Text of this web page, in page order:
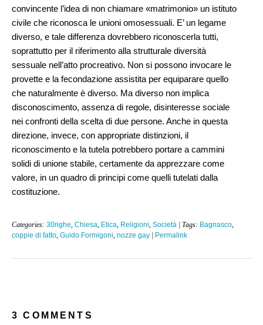
convincente l’idea di non chiamare «matrimonio» un istituto
civile che riconosca le unioni omosessuali. E’ un legame
diverso, e tale differenza dovrebbero riconoscerla tutti,
soprattutto per il riferimento alla strutturale diversità
sessuale nell’atto procreativo. Non si possono invocare le
provette e la fecondazione assistita per equiparare quello
che naturalmente è diverso. Ma diverso non implica
disconoscimento, assenza di regole, disinteresse sociale
nei confronti della scelta di due persone. Anche in questa
direzione, invece, con appropriate distinzioni, il
riconoscimento e la tutela potrebbero portare a cammini
solidi di unione stabile, certamente da apprezzare come
valore, in un quadro di principi come quelli tutelati dalla
costituzione.
Categories: 30righe Chiesa Etica Religioni Società | Tags: Bagnasco
coppie di fatto Guido Formigoni nozze gay | Permalink
3 COMMENTS